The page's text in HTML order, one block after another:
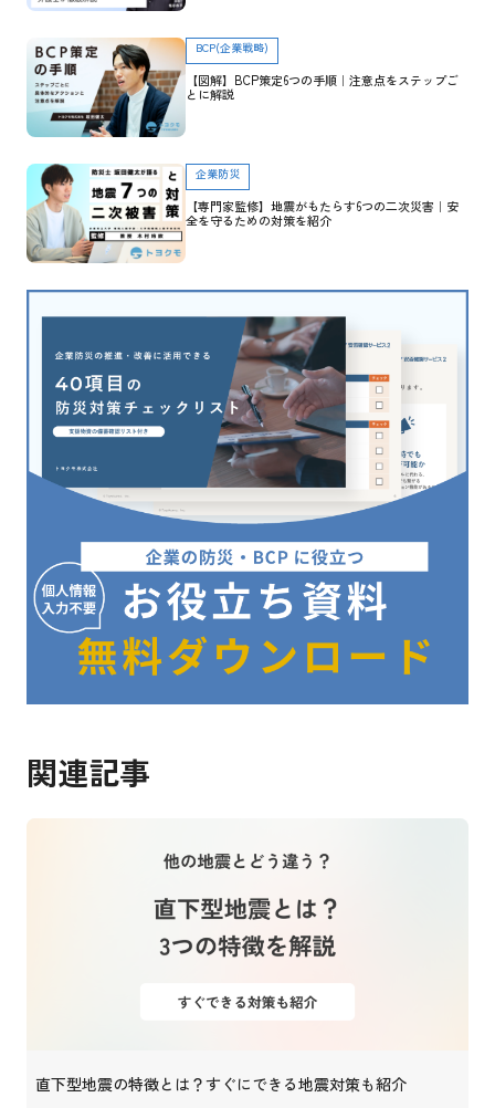
BCP(企業戦略)
【図解】BCP策定6つの手順｜注意点をステップご
とに解説
企業防災
【専門家監修】地震がもたらす6つの二次災害｜安
全を守るための対策を紹介
関連記事
直下型地震の特徴とは？すぐにできる地震対策も紹介